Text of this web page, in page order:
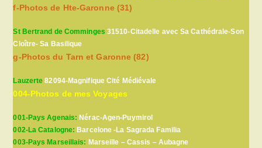
f-Photos de Hte-Garonne (31)
St Bertrand de Comminges 31510-Citadelle avec Sa Cathédrale-Son
Cloître- Sa Basilique
g-Photos du Tarn et Garonne (82)
Lauzerte 82094-Magnifique Cité Médiévale
004-Photos de mes Voyages
001-Pays Agenais: Nérac-Agen-Puymirol
002-La Catalogne: Barcelone -La Sagrada Familia
003-Pays Marseillais: Marseille – Cassis – Aubagne